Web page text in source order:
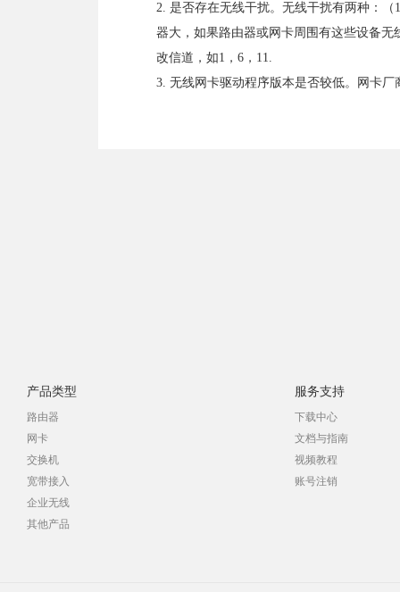
2. 是否存在无线干扰。无线干扰有两种：
器大，如果路由器或网卡周围有这些设备
改信道，如1，6，11.
3. 无线网卡驱动程序版本是否较低。网卡
产品类型
路由器
网卡
交换机
宽带接入
企业无线
其他产品
服务支持
下载中心
文档与指南
视频教程
账号注销